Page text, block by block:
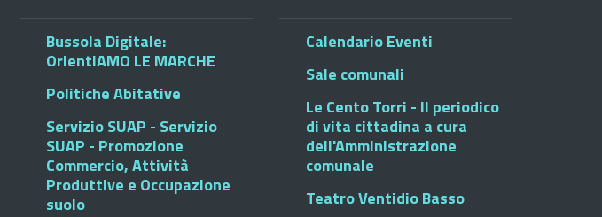
Bussola Digitale:
OrientiAMO LE MARCHE
Politiche Abitative
Servizio SUAP - Servizio
SUAP - Promozione
Commercio, Attività
Produttive e Occupazione
suolo
Calendario Eventi
Sale comunali
Le Cento Torri - Il periodico
di vita cittadina a cura
dell'Amministrazione
comunale
Teatro Ventidio Basso